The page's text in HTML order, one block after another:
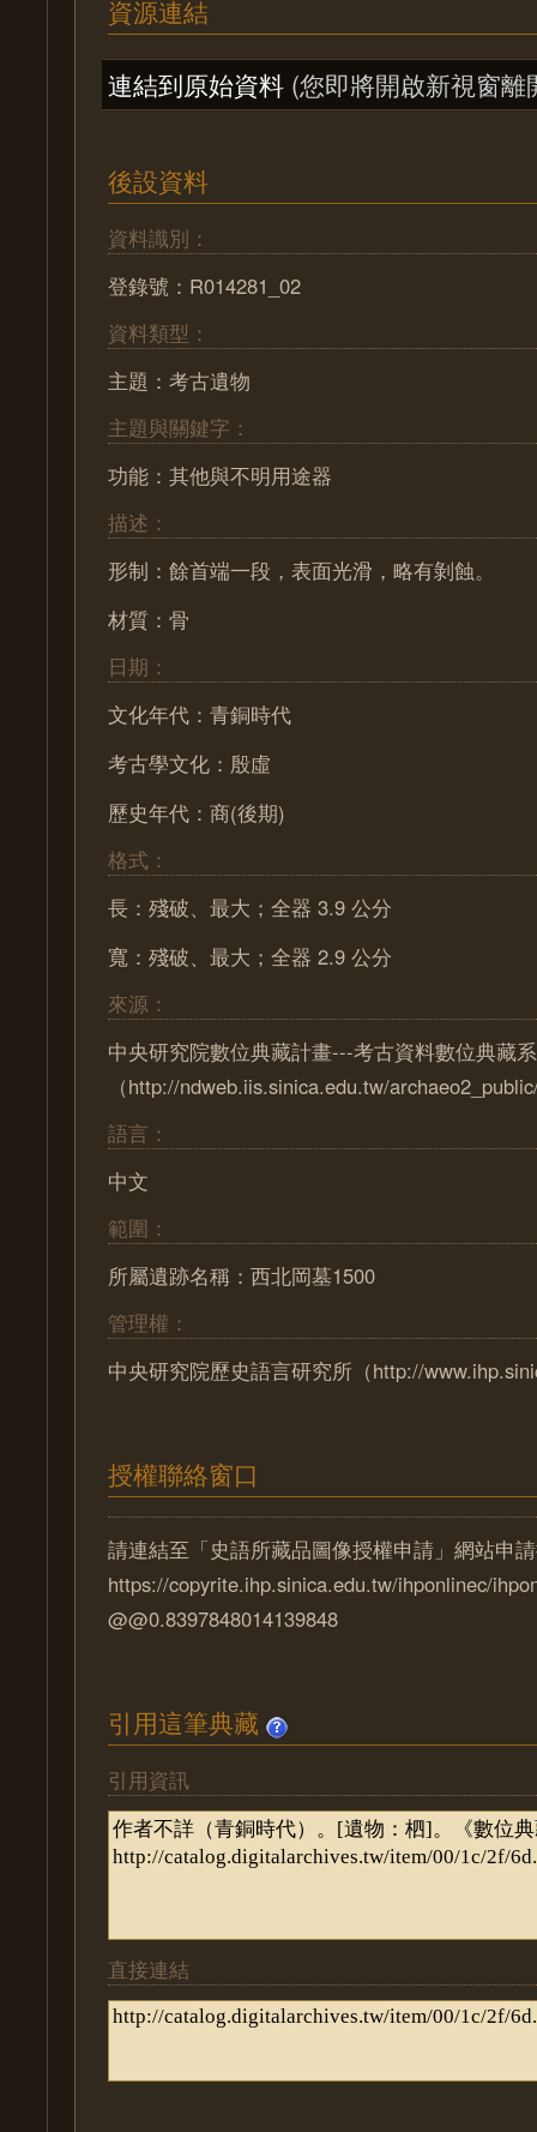
資源連結
連結到原始資料 (您即將開啟新視窗離
後設資料
資料識別：
登錄號：R014281_02
資料類型：
主題：考古遺物
主題與關鍵字：
功能：其他與不明用途器
描述：
形制：餘首端一段，表面光滑，略有剝蝕。
材質：骨
日期：
文化年代：青銅時代
考古學文化：殷虛
歷史年代：商(後期)
格式：
長：殘破、最大；全器 3.9 公分
寬：殘破、最大；全器 2.9 公分
來源：
中央研究院數位典藏計畫---考古資料數位典藏
（http://ndweb.iis.sinica.edu.tw/
語言：
中文
範圍：
所屬遺跡名稱：西北岡墓1500
管理權：
中央研究院歷史語言研究所（http://
授權聯絡窗口
請連結至「史語所藏品圖像授權申請」網站申
https://copyrite.ihp.sinica.edu.tw/ihponlinec/
@@0.8397848014139848
引用這筆典藏
引用資訊
直接連結